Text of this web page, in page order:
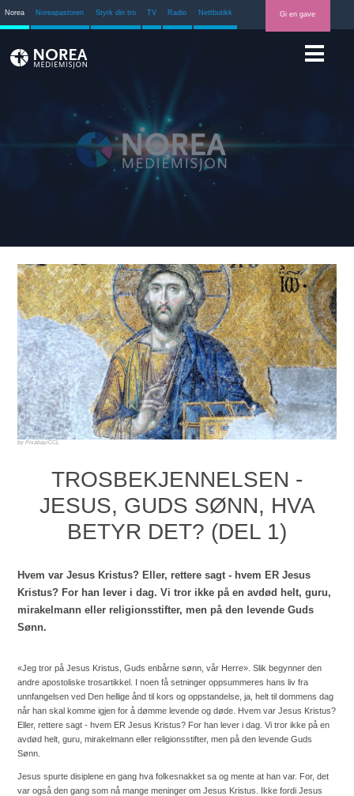
Norea Noreapastoren Styrk din tro TV Radio Nettbutikk Gi en gave
Pixabay/CCL
TROSBEKJENNELSEN -
JESUS, GUDS SØNN, HVA
BETYR DET? (DEL 1)
Hvem var Jesus Kristus? Eller, rettere sagt - hvem ER Jesus
Kristus? For han lever i dag. Vi tror ikke på en avdød helt, guru,
mirakelmann eller religionsstifter, men på den levende Guds
Sønn.
«Jeg tror på Jesus Kristus, Guds enbårne sønn, vår Herre». Slik begynner den
andre apostoliske trosartikkel. I noen få setninger oppsummeres hans liv fra
unnfangelsen ved Den hellige ånd til kors og oppstandelse, ja, helt til dommens dag
når han skal komme igjen for å dømme levende og døde. Hvem var Jesus Kristus?
Eller, rettere sagt - hvem ER Jesus Kristus? For han lever i dag. Vi tror ikke på en
avdød helt, guru, mirakelmann eller religionsstifter, men på den levende Guds
Sønn.
Jesus spurte disiplene en gang hva folkesnakket sa og mente at han var. For, det
var også den gang som nå mange meninger om Jesus Kristus. Ikke fordi Jesus